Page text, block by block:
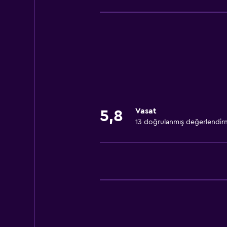
Oda servisi
Bar/Lounge
Aile dostu
5,8 Vasat
13 doğrulanmış